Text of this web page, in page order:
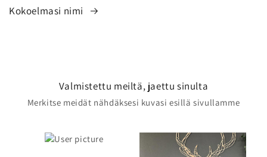
Kokoelmasi nimi
Valmistettu meiltä, jaettu sinulta
Merkitse meidät nähdäksesi kuvasi esillä sivullamme